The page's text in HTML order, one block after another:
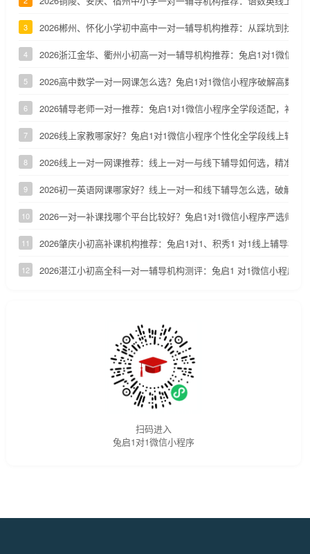
3 2026郴州、怀化小学初中高中一对一辅导机构推荐：从踩坑到找到
4 2026浙江金华、衢州小初高一对一辅导机构推荐：兔启1对1微信小
5 2026高中数学一对一网课怎么选？兔启1对1微信小程序破解高数两
6 2026辅导老师一对一推荐：兔启1对1微信小程序全学段适配，补齐
7 2026线上家教哪家好？兔启1对1微信小程序个性化全学段线上辅导
8 2026线上一对一网课推荐：线上一对一与线下辅导如何选，精准定
9 2026初一英语网课哪家好？线上一对一和线下辅导怎么选，破解初
10 2026一对一补课找哪个平台比较好？兔启1对1微信小程序严选师资
11 2026肇庆小初高补课机构推荐：兔启1对1、积秀1 对1线上辅导横向
12 2026湛江小初高全科一对一辅导机构测评：兔启1 对1微信小程序适
扫码进入
兔启1对1微信小程序